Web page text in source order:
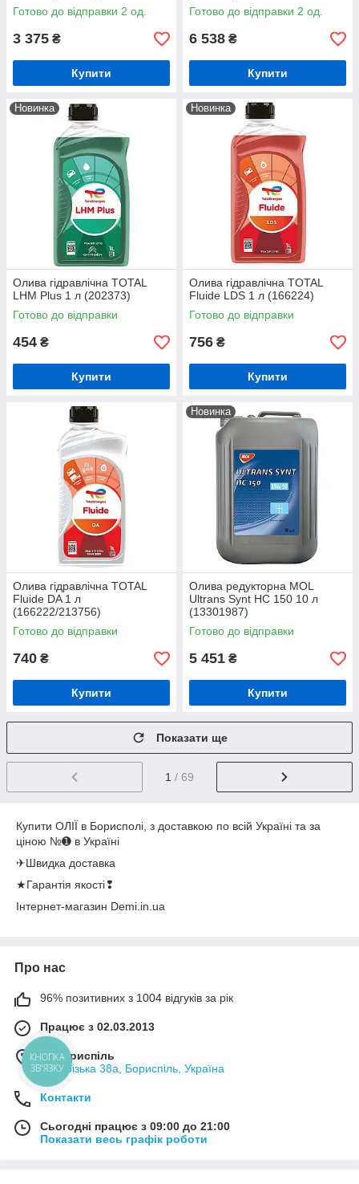
Готово до відправки 2 од.
3 375 ₴
Купити
Готово до відправки 2 од.
6 538 ₴
Купити
Новинка
Олива гідравлічна TOTAL
LHM Plus 1 л (202373)
Готово до відправки
454 ₴
Купити
Новинка
Олива гідравлічна TOTAL
Fluide LDS 1 л (166224)
Готово до відправки
756 ₴
Купити
Олива гідравлічна TOTAL
Fluide DA 1 л
(166222/213756)
Готово до відправки
740 ₴
Купити
Новинка
Олива редукторна MOL
Ultrans Synt HC 150 10 л
(13301987)
Готово до відправки
5 451 ₴
Купити
Показати ще
1 / 69
Купити ОЛІЇ в Борисполі, з доставкою по всій Україні та за
ціною №➊ в Україні
✈Швидка доставка
★Гарантія якості❢
Інтернет-магазин Demi.in.ua
Про нас
96% позитивних з 1004 відгуків за рік
Працює з 02.03.2013
м. Бориспіль
Запорізька 38а, Бориспіль, Україна
Контакти
Сьогодні працює з 09:00 до 21:00
Показати весь графік роботи
КНОПКА
ЗВ'ЯЗКУ